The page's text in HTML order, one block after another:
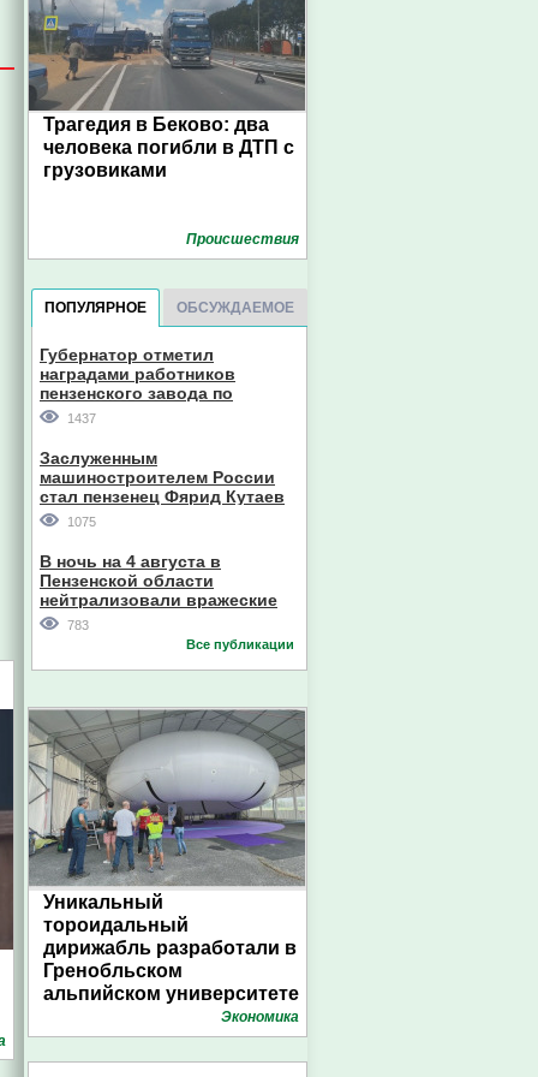
Трагедия в Беково: два
человека погибли в ДТП с
грузовиками
Проиcшествия
ПОПУЛЯРНОЕ ОБСУЖДАЕМОЕ
Губернатор отметил
наградами работников
пензенского завода по
производству станков
1437
Заслуженным
машиностроителем России
стал пензенец Фярид Кутаев
1075
В ночь на 4 августа в
Пензенской области
нейтрализовали вражеские
дроны
783
Все публикации
Уникальный
тороидальный
дирижабль разработали в
Гренобльском
альпийском университете
Экономика